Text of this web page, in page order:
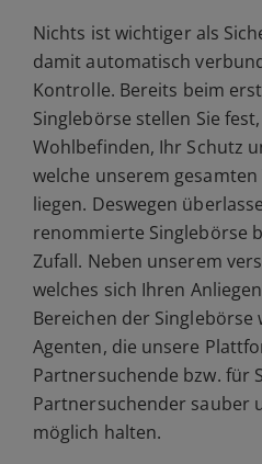
Nichts ist wichtiger als
damit automatisch
Kontrolle. Bereits beim
Singlebörse stellen Sie
Wohlbefinden, Ihr Schutz
welche unserem
liegen. Deswegen
renommierte Singlebörse
Zufall. Neben unserem
welches sich Ihren
Bereichen der Singlebörse
Agenten, die unsere
Partnersuchende bzw. für
Partnersuchender sauber
möglich halten.